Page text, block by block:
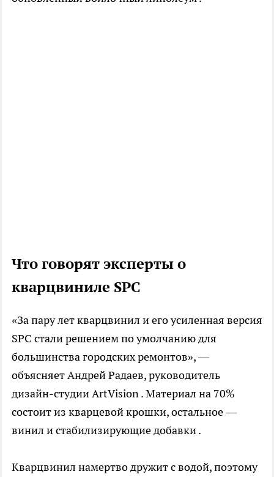
Что говорят эксперты о
кварцвиниле SPC
«За пару лет кварцвинил и его усиленная версия
SPC стали решением по умолчанию для
большинства городских ремонтов», —
объясняет Андрей Радаев, руководитель
дизайн-студии ArtVision . Материал на 70%
состоит из кварцевой крошки, остальное —
винил и стабилизирующие добавки .
Кварцвинил намертво дружит с водой, поэтому